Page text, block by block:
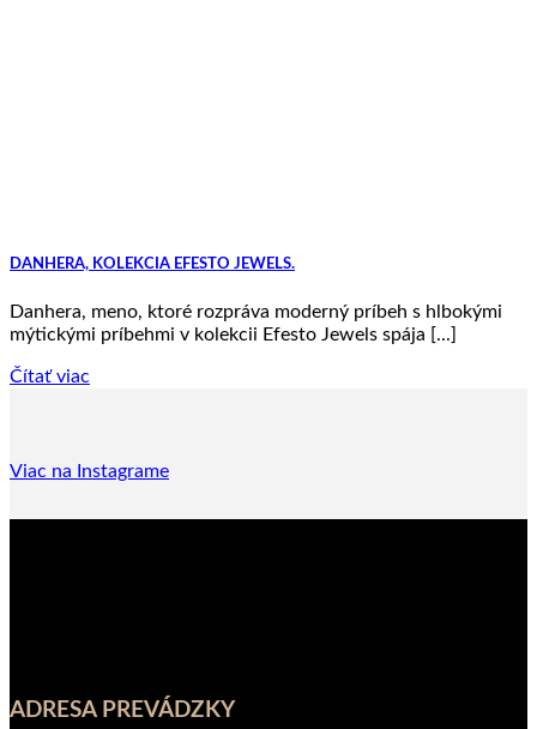
DANHERA, KOLEKCIA EFESTO JEWELS.
Danhera, meno, ktoré rozpráva moderný príbeh s hlbokými
mýtickými príbehmi v kolekcii Efesto Jewels spája [...]
Čítať viac
Viac na Instagrame
ADRESA PREVÁDZKY